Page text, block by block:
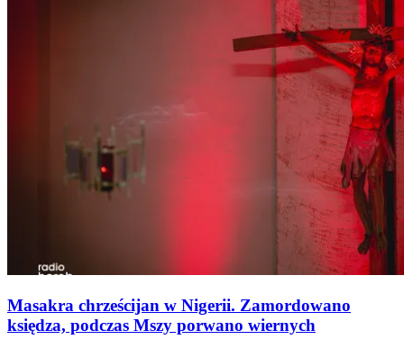
Masakra chrześcijan w Nigerii. Zamordowano
księdza, podczas Mszy porwano wiernych